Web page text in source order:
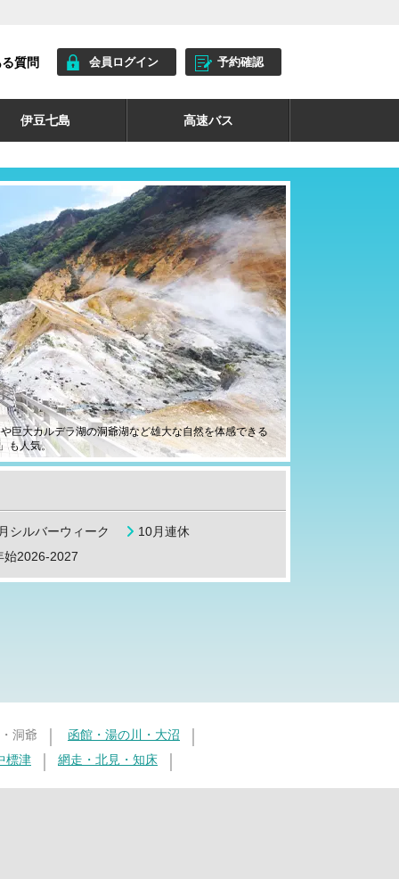
質問 会員ログイン 予約確認
伊豆七島 高速バス
巨大カルデラ湖の洞爺湖など雄大な自然を体感できる
も人気。
シルバーウィーク
10月連休
始2026-2027
洞爺
函館・湯の川・大沼
標津
網走・北見・知床